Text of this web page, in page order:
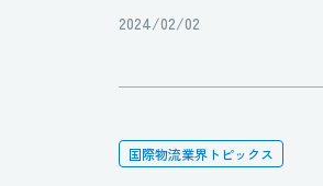
2024/02/02
国際物流業界トピックス